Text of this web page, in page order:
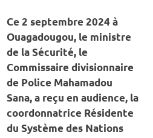
Ce 2 septembre 2024 à
Ouagadougou, le ministre
de la Sécurité, le
Commissaire divisionnaire
de Police Mahamadou
Sana, a reçu en audience, la
coordonnatrice Résidente
du Système des Nations